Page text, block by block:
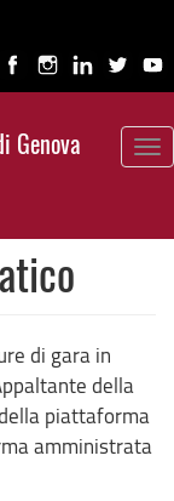
Genova
di gara in
della
piattaforma
amministrata